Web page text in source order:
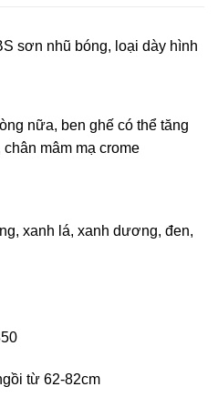
sơn nhũ bóng, loại dày hình
nữa, ben ghế có thể tăng
mâm mạ crome
xanh lá, xanh dương, đen,
từ 62-82cm